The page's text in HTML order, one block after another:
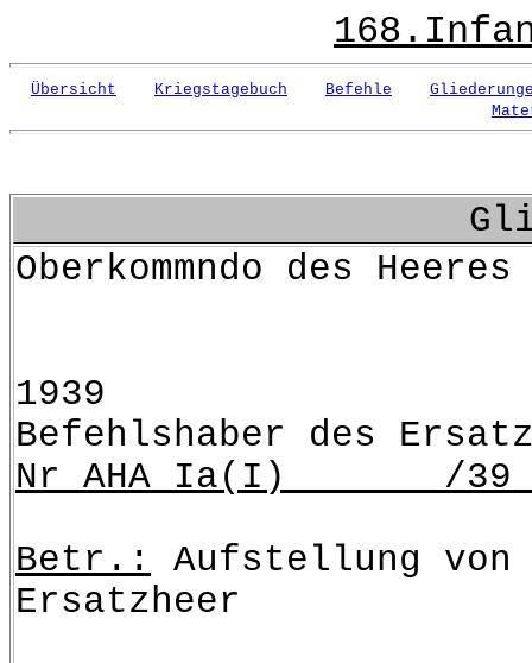
Übersicht Kriegstagebuch Befehle
1939
Befehlshaber des
Nr AHA Ia(I) /39
Betr.:
Aufstellung von
Ersatzheer